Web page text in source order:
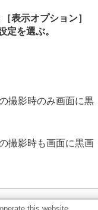
動画）
［表示オプション］
定を選ぶ。
撮影時のみ画面に黒
撮影時も画面に黒画